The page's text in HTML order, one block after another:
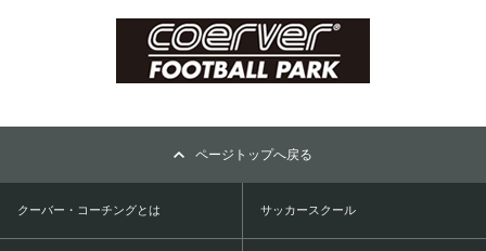
ページトップへ戻る
クーバー・コーチングとは サッカースクール